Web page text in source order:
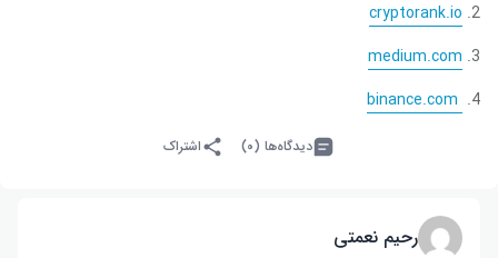
cryptorank.io
medium.com
دیدگاه‌ها (۰) اشتراک
رحیم نعمتی